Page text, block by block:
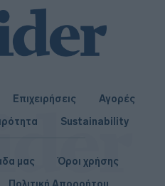
Επιχειρήσεις
Αγορές
Sustainability
μας
Όροι χρήσης